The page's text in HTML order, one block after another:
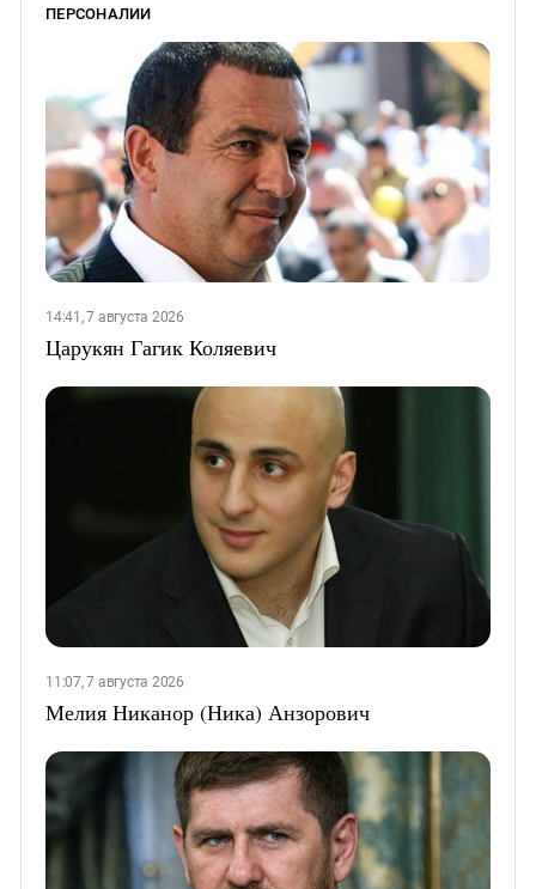
ПЕРСОНАЛИИ
14:41, 7 августа 2026
Царукян Гагик Коляевич
11:07, 7 августа 2026
Мелия Никанор (Ника) Анзорович